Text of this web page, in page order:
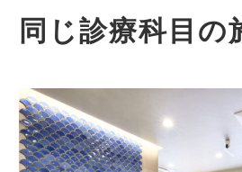
同じ診療科目の